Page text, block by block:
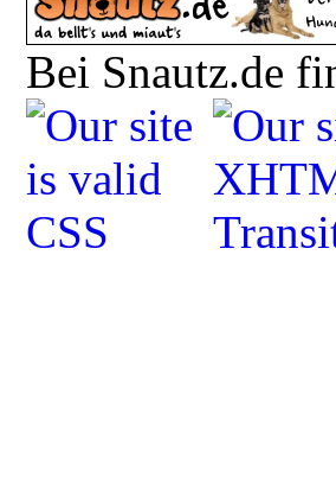
Bei Snautz.de